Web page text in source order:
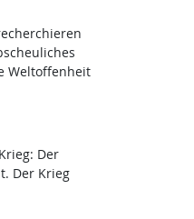
Weltoffenheit
Der
Der Krieg